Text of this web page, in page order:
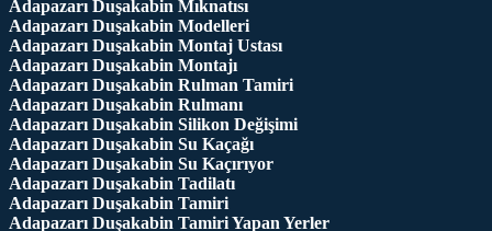
Adapazarı Duşakabin Mıknatısı
Adapazarı Duşakabin Modelleri
Adapazarı Duşakabin Montaj Ustası
Adapazarı Duşakabin Montajı
Adapazarı Duşakabin Rulman Tamiri
Adapazarı Duşakabin Rulmanı
Adapazarı Duşakabin Silikon Değişimi
Adapazarı Duşakabin Su Kaçağı
Adapazarı Duşakabin Su Kaçırıyor
Adapazarı Duşakabin Tadilatı
Adapazarı Duşakabin Tamiri
Adapazarı Duşakabin Tamiri Yapan Yerler